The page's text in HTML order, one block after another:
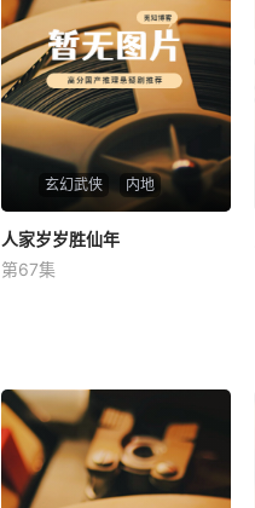
玄幻武侠 内地
人家岁岁胜仙年
未知
人家岁岁胜仙年
第67集